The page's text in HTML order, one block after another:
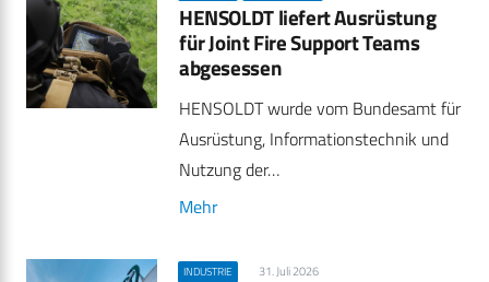
HENSOLDT liefert Ausrüstung
für Joint Fire Support Teams
abgesessen
HENSOLDT wurde vom Bundesamt für
Ausrüstung, Informationstechnik und
Nutzung der…
Mehr
INDUSTRIE 31. Juli 2026